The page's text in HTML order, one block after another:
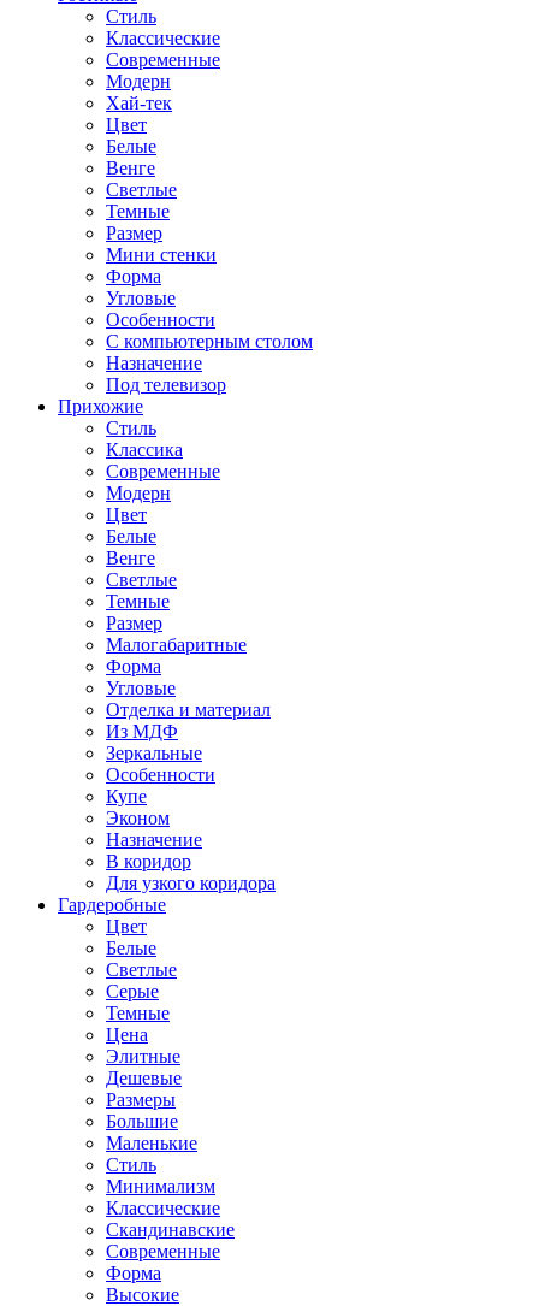
Стиль
Классические
Современные
Модерн
Хай-тек
Цвет
Белые
Венге
Светлые
Темные
Размер
Мини стенки
Форма
Угловые
Особенности
С компьютерным столом
Назначение
Под телевизор
Прихожие
Стиль
Классика
Современные
Модерн
Цвет
Белые
Венге
Светлые
Темные
Размер
Малогабаритные
Форма
Угловые
Отделка и материал
Из МДФ
Зеркальные
Особенности
Купе
Эконом
Назначение
В коридор
Для узкого коридора
Гардеробные
Цвет
Белые
Светлые
Серые
Темные
Цена
Элитные
Дешевые
Размеры
Большие
Маленькие
Стиль
Минимализм
Классические
Скандинавские
Современные
Форма
Высокие